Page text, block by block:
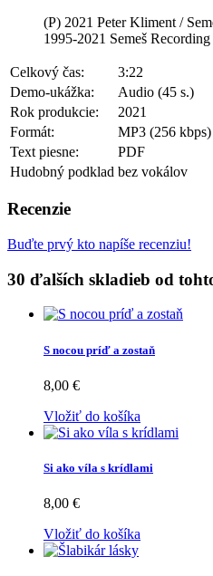
(P) 2021 Peter Kliment /
1995-2021 Semeš Recording
Celkový čas:
3:22
Demo-ukážka:
Audio (45 s.)
Rok produkcie:
2021
Formát:
MP3 (256 kbps)
Text piesne:
PDF
Hudobný podklad bez vokálov
Recenzie
Buďte prvý kto napíše recenziu!
30 ďalších skladieb od
S nocou príď a zostaň
8,00 €
Vložiť do košíka
Si ako víla s krídlami
8,00 €
Vložiť do košíka